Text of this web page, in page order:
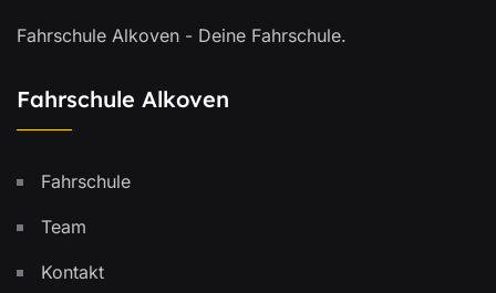
Fahrschule Alkoven - Deine Fahrschule.
Fahrschule Alkoven
Fahrschule
Team
Kontakt